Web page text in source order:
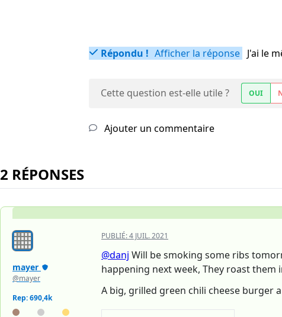
Répondu ! Afficher la réponse J'ai le
Cette question est-elle utile ? OUI
Ajouter un commentaire
2 RÉPONSES
mayer
@mayer
Rep: 690,4k
PUBLIÉ:4 JUIL. 2021
@danj Will be smoking some ribs
happening next week, They roast
A big, grilled green chili cheese burger